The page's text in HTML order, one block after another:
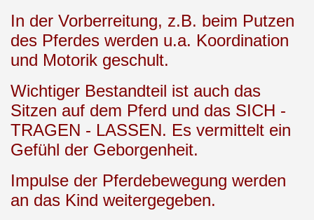
In der Vorberreitung, z.B. beim Putzen
des Pferdes werden u.a. Koordination
und Motorik geschult.
Wichtiger Bestandteil ist auch das
Sitzen auf dem Pferd und das SICH -
TRAGEN - LASSEN. Es vermittelt ein
Gefühl der Geborgenheit.
Impulse der Pferdebewegung werden
an das Kind weitergegeben.